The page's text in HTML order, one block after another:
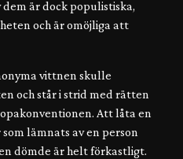
är dock populistiska,
och är omöjliga att
vittnen skulle
och står i strid med rätten
Att låta en
lämnats av en person
dömde är helt förkastligt.